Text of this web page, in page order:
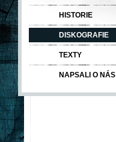
HISTORIE
DISKOGRAFIE
TEXTY
NAPSALI O NÁS